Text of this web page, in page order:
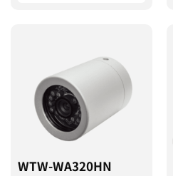
WTW-WA320HN